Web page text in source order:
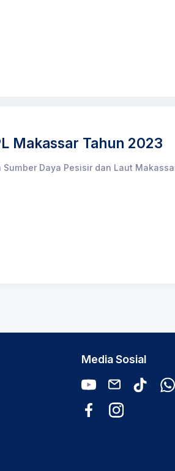
Makassar Tahun 2023
Daya Pesisir dan Laut
Media Sosial